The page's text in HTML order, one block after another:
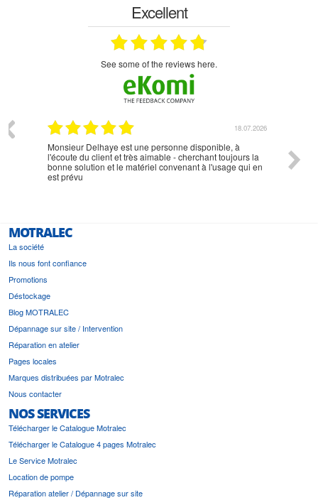
Excellent
see some of the reviews here.
18.07.2026
Monsieur Delhaye est une personne disponible, à
l'écoute du client et très aimable - cherchant toujours la
bonne solution et le matériel convenant à l'usage qui en
est prévu
MOTRALEC
La société
Ils nous font confiance
Promotions
Déstockage
Blog MOTRALEC
Dépannage sur site / Intervention
Réparation en atelier
Pages locales
Marques distribuées par Motralec
Nous contacter
NOS SERVICES
Télécharger le Catalogue Motralec
Télécharger le Catalogue 4 pages Motralec
Le Service Motralec
Location de pompe
Réparation atelier / Dépannage sur site